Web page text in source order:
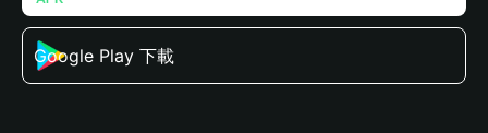
Google Play 下載